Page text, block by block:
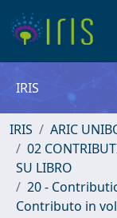
IRIS
IRIS
ARIC
02
SU LIBRO
20 -
Contributo in